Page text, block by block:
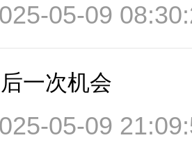
05-09
一次机会
05-09